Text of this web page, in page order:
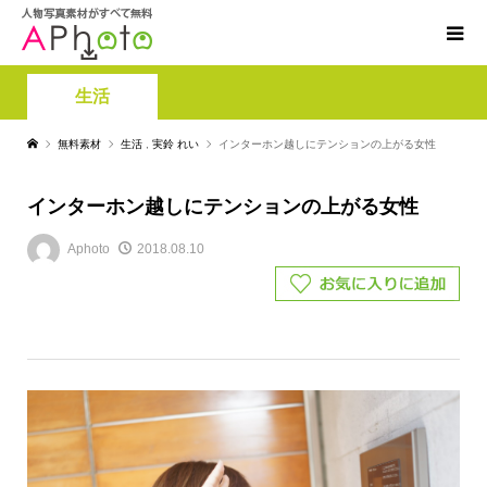
生活
無料素材 生活 実鈴 れい インターホン越しにテンションの上がる女性
インターホン越しにテンションの上がる女性
Aphoto 2018.08.10